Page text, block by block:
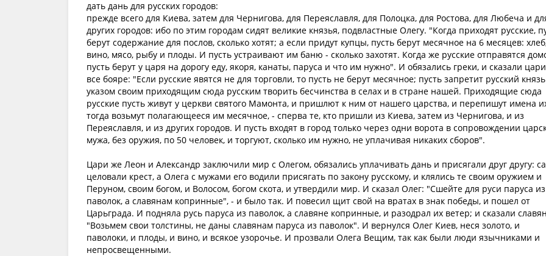
дать дань для русских городов:
прежде всего для Киева, затем для Чернигова, для Переяславля, для Полоцка, для Ростова, для Любеча и
других городов: ибо по этим городам сидят великие князья, подвластные Олегу. "Когда приходят русские,
берут содержание для послов, сколько хотят; а если придут купцы, пусть берут месячное на 6 месяцев:
вино, мясо, рыбу и плоды. И пусть устраивают им баню - сколько захотят. Когда же русские отправятся
пусть берут у царя на дорогу еду, якоря, канаты, паруса и что им нужно". И обязались греки, и сказали
все бояре: "Если русские явятся не для торговли, то пусть не берут месячное; пусть запретит русский князь
указом своим приходящим сюда русским творить бесчинства в селах и в стране нашей. Приходящие сюда
русские пусть живут у церкви святого Мамонта, и пришлют к ним от нашего царства, и перепишут имена
тогда возьмут полагающееся им месячное, - сперва те, кто пришли из Киева, затем из Чернигова, и из
Переяславля, и из других городов. И пусть входят в город только через одни ворота в сопровождении
мужа, без оружия, по 50 человек, и торгуют, сколько им нужно, не уплачивая никаких сборов".
Цари же Леон и Александр заключили мир с Олегом, обязались уплачивать дань и присягали друг другу:
целовали крест, а Олега с мужами его водили присягать по закону русскому, и клялись те своим оружием и
Перуном, своим богом, и Волосом, богом скота, и утвердили мир. И сказал Олег: "Сшейте для руси паруса из
паволок, а славянам копринные", - и было так. И повесил щит свой на вратах в знак победы, и пошел от
Царьграда. И подняла русь паруса из паволок, а славяне копринные, и разодрал их ветер; и сказали
"Возьмем свои толстины, не даны славянам паруса из паволок". И вернулся Олег Киев, неся золото, и
паволоки, и плоды, и вино, и всякое узорочье. И прозвали Олега Вещим, так как были люди язычниками и
непросвещенными.